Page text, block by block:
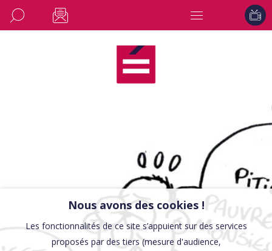
Nous avons des cookies !
Les fonctionnalités de ce site s’appuient sur des services
proposés par des tiers (mesure d'audience,